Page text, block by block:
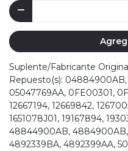
Suplente/Fabricante
Repuesto(s):
05047769AA, 0FE00301,
12667194, 12669842,
1651078J01, 19167894,
48844900AB,
4892339BA, 4892399AA,